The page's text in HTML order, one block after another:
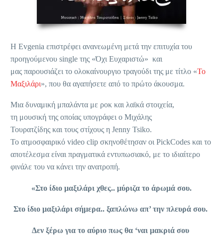
Η Evgenia επιστρέφει ανανεωμένη μετά την επιτυχία του
προηγούμενου single της «Όχι Ευχαριστώ» και
μας παρουσιάζει το ολοκαίνουργιο τραγούδι της με τίτλο «Το
Μαξιλάρι», που θα αγαπήσετε από το πρώτο άκουσμα.
Μια δυναμική μπαλάντα με ροκ και λαϊκά στοιχεία,
τη μουσική της οποίας υπογράφει ο Μιχάλης
Τουρατζίδης και τους στίχους η Jenny Tsiko.
Το ατμοσφαιρικό video clip σκηνοθέτησαν οι PickCodes και το
αποτέλεσμα είναι πραγματικά εντυπωσιακό, με το ιδιαίτερο
φινάλε του να κάνει την ανατροπή.
«Στο ίδιο μαξιλάρι χθες.. μύριζα το άρωμά σου.
Στο ίδιο μαξιλάρι σήμερα.. ξαπλώνω απ’ την πλευρά σου.
Δεν ξέρω για το αύριο πως θα ‘ναι μακριά σου